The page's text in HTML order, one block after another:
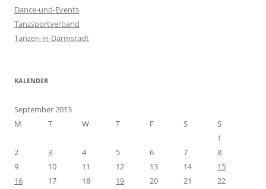
o
r
:
Dance-und-Events
Tanzsportverband
Tanzen-in-Darmstadt
KALENDER
September 2013
M
T W T F S
S
1
2
3 4 5 6 7
8
9
10 11 12 13 14
15
16
17 18 19 20 21
22